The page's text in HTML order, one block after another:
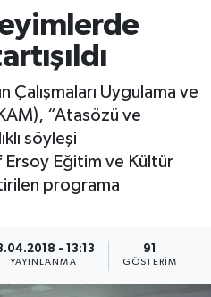
Çalışmaları Uygulama ve
“Atasözü ve
söyleşi
Eğitim ve Kültür
programa
- 13:13
YAYINLANMA
91
GÖSTERIM
ve Fikstür